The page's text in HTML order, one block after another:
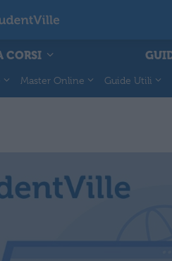
CORSI
Master Online Guide Utili